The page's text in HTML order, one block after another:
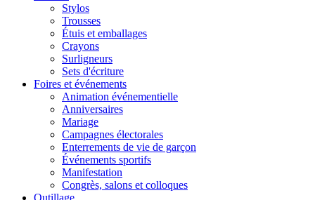
Stylos
Trousses
Étuis et emballages
Crayons
Surligneurs
Sets d'écriture
Foires et événements
Animation événementielle
Anniversaires
Mariage
Campagnes électorales
Enterrements de vie de garçon
Événements sportifs
Manifestation
Congrès, salons et colloques